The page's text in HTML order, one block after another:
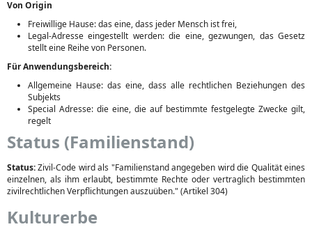
Von Origin
Freiwillige Hause: das eine, dass jeder Mensch ist frei,
Legal-Adresse eingestellt werden: die eine, gezwungen, das Gesetz
stellt eine Reihe von Personen.
Für Anwendungsbereich:
Allgemeine Hause: das eine, dass alle rechtlichen Beziehungen des
Subjekts
Special Adresse: die eine, die auf bestimmte festgelegte Zwecke gilt,
regelt
Status (Familienstand)
Status:Zivil-Code wird als "Familienstand angegeben wird die Qualität eines
einzelnen, als ihm erlaubt, bestimmte Rechte oder vertraglich bestimmten
zivilrechtlichen Verpflichtungen auszuüben." (Artikel 304)
Kulturerbe